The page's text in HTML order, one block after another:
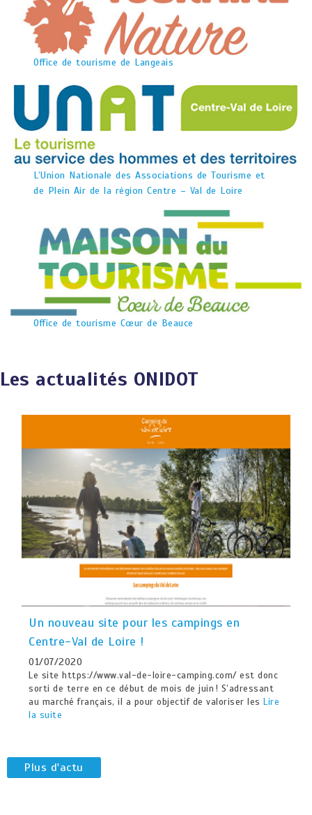
Office de tourisme de Langeais
L’Union Nationale des Associations de Tourisme et
de Plein Air de la région Centre – Val de Loire
Office de tourisme Cœur de Beauce
Les actualités ONIDOT
Un nouveau site pour les campings en
Centre-Val de Loire !
01/07/2020
Le site https://www.val-de-loire-camping.com/ est donc
sorti de terre en ce début de mois de juin ! S’adressant
au marché français, il a pour objectif de valoriser lesLire
la suite
Plus d'actu